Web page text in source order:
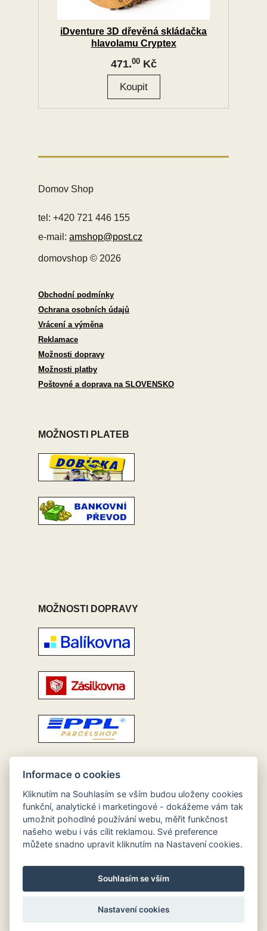
iDventure 3D dřevěná skládačka
hlavolamu Cryptex
471.00Kč
Domov Shop
tel: +420 721 446 155
e-mail: amshop@post.cz
domovshop © 2026
Obchodní podmínky
Ochrana osobních údajů
Vrácení a výměna
Reklamace
Možnosti dopravy
Možnosti platby
Poštovné a doprava na SLOVENSKO
MOŽNOSTI PLATEB
MOŽNOSTI DOPRAVY
Informace o cookies
Kliknutím na Souhlasím se vším budou uloženy cookies
funkční, analytické i marketingové - dokážeme vám tak
umožnit pohodlné používání webu, měřit funkčnost
našeho webu i vás cílit reklamou. Své preference
můžete snadno upravit kliknutím na Nastavení cookies.
Souhlasím se vším
Nastavení cookies